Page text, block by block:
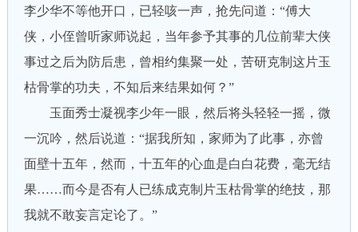
李少华不等他开口，已轻咳一声，抢先问道：“傅大
侠，小侄曾听家师说起，当年参予其事的几位前辈大侠
事过之后为防后患，曾相约集聚一处，苦研克制这片玉
枯骨掌的功夫，不知后来结果如何？”
玉面秀士凝视李少年一眼，然后将头轻轻一摇，微
一沉吟，然后说道：“据我所知，家师为了此事，亦曾
面壁十五年，然而，十五年的心血是白白花费，毫无结
果……而今是否有人已练成克制片玉枯骨掌的绝技，那
我就不敢妄言定论了。”